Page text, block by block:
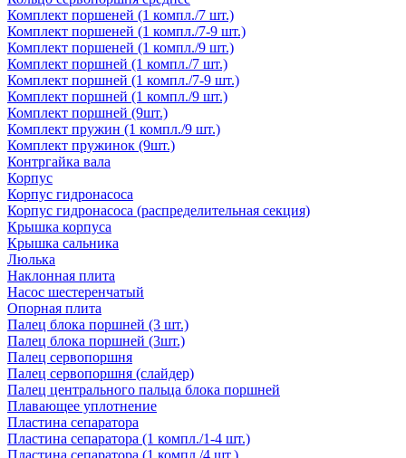
Комплект поршеней (1 компл./7 шт.)
Комплект поршеней (1 компл./7-9 шт.)
Комплект поршеней (1 компл./9 шт.)
Комплект поршней (1 компл./7 шт.)
Комплект поршней (1 компл./7-9 шт.)
Комплект поршней (1 компл./9 шт.)
Комплект поршней (9шт.)
Комплект пружин (1 компл./9 шт.)
Комплект пружинок (9шт.)
Контргайка вала
Корпус
Корпус гидронасоса
Корпус гидронасоса (распределительная секция)
Крышка корпуса
Крышка сальника
Люлька
Наклонная плита
Насос шестеренчатый
Опорная плита
Палец блока поршней (3 шт.)
Палец блока поршней (3шт.)
Палец сервопоршня
Палец сервопоршня (слайдер)
Палец центрального пальца блока поршней
Плавающее уплотнение
Пластина сепаратора
Пластина сепаратора (1 компл./1-4 шт.)
Пластина сепаратора (1 компл./4 шт.)